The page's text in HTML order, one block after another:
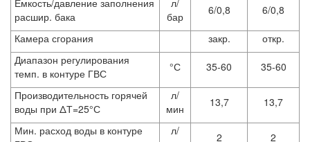
Емкость/давление заполнения
расшир. бака
л/
бар
6/0,8 6/0,8
Камера сгорания закр.
откр.
Диапазон регулирования
темп. в контуре ГВС
°С 35-60 35-60
Производительность горячей
воды при ΔТ=25°С
л/
мин
13,7 13,7
Мин. расход воды в контуре
л/
2 2